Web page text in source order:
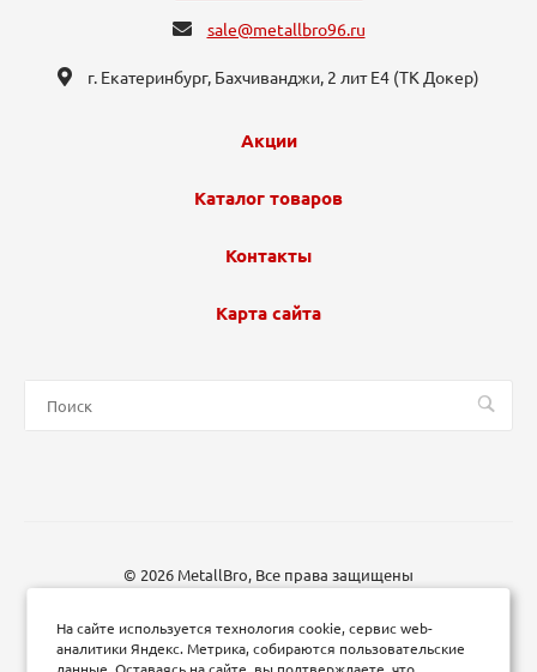
sale@metallbro96.ru
г. Екатеринбург, ​Бахчиванджи, 2 лит Е4 (ТК Докер​)
Акции
Каталог товаров
Контакты
Карта сайта
© 2026 MetallBro, Все права защищены
На сайте используется технология cookie, сервис web-
аналитики Яндекс. Метрика, собираются пользовательские